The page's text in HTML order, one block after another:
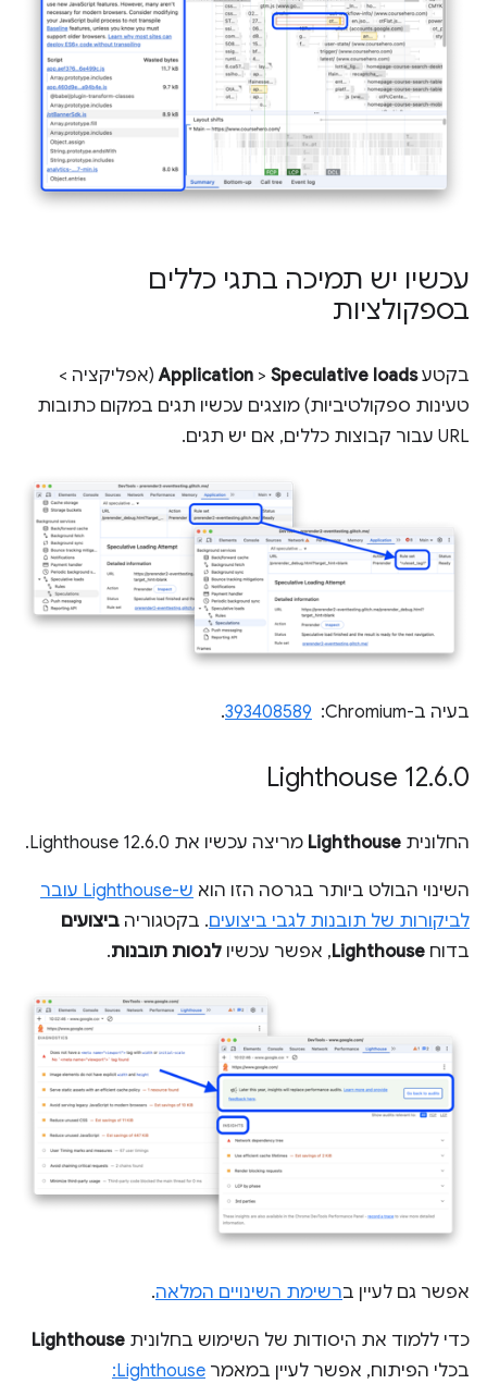
עכשיו יש תמיכה בתגי כללים
בספקולציות
בקטע Application > Speculative loads
(אפליקציה >
טעינות ספקולטיביות) מוצגים עכשיו תגים במקום כתובות
URL עבור קבוצות כללים, אם יש תגים.
בעיה ב-Chromium: ‏ 393408589
.
‫Lighthouse 12.6.0
החלונית Lighthouse מריצה עכשיו את Lighthouse 12.6.0.
השינוי הבולט ביותר בגרסה הזו הוא
ש-Lighthouse עובר
לביקורות של תובנות לגבי ביצועים. בקטגוריה ביצועים
בדוח Lighthouse, אפשר עכשיו לנסות תובנות.
אפשר גם לעיין ברשימת השינויים המלאה.
כדי ללמוד את היסודות של השימוש בחלונית Lighthouse
בכלי הפיתוח, אפשר לעיין במאמר
Lighthouse: